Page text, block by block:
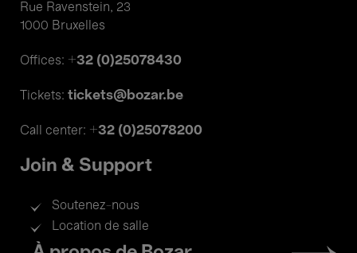
Rue Ravenstein, 23
1000 Bruxelles
Offices: +32 (0)25078430
Tickets: tickets@bozar.be
Call center: +32 (0)25078200
Join & Support
Soutenez-nous
Location de salle
Footer